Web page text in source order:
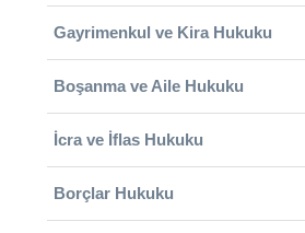
Gayrimenkul ve Kira Hukuku
Boşanma ve Aile Hukuku
İcra ve İflas Hukuku
Borçlar Hukuku